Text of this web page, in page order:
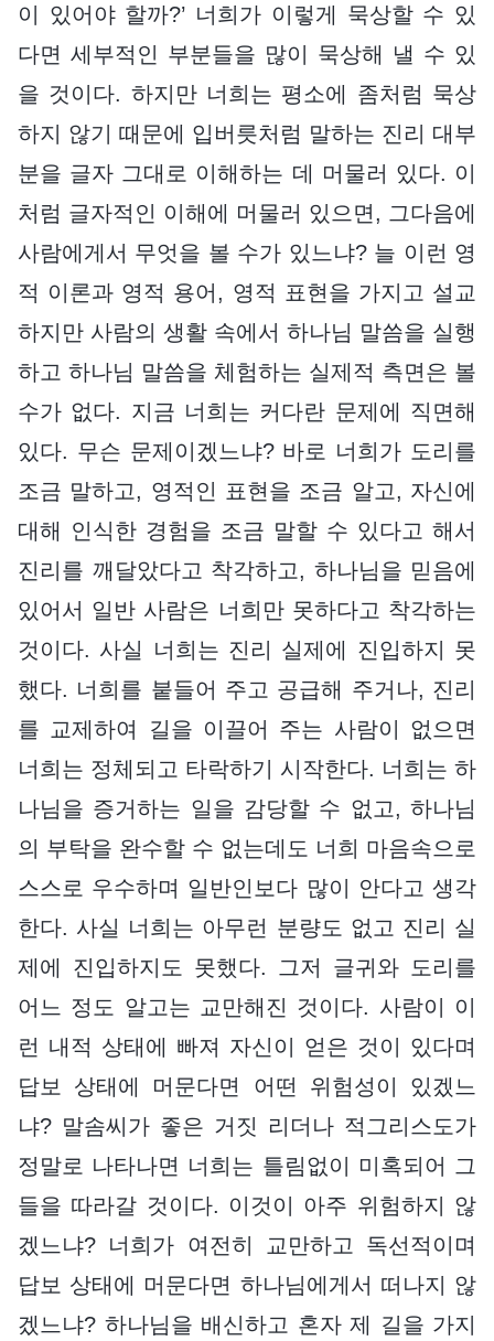
이 있어야 할까?’ 너희가 이렇게 묵상할 수 있
다면 세부적인 부분들을 많이 묵상해 낼 수 있
을 것이다. 하지만 너희는 평소에 좀처럼 묵상
하지 않기 때문에 입버릇처럼 말하는 진리 대부
분을 글자 그대로 이해하는 데 머물러 있다. 이
처럼 글자적인 이해에 머물러 있으면, 그다음에
사람에게서 무엇을 볼 수가 있느냐? 늘 이런 영
적 이론과 영적 용어, 영적 표현을 가지고 설교
하지만 사람의 생활 속에서 하나님 말씀을 실행
하고 하나님 말씀을 체험하는 실제적 측면은 볼
수가 없다. 지금 너희는 커다란 문제에 직면해
있다. 무슨 문제이겠느냐? 바로 너희가 도리를
조금 말하고, 영적인 표현을 조금 알고, 자신에
대해 인식한 경험을 조금 말할 수 있다고 해서
진리를 깨달았다고 착각하고, 하나님을 믿음에
있어서 일반 사람은 너희만 못하다고 착각하는
것이다. 사실 너희는 진리 실제에 진입하지 못
했다. 너희를 붙들어 주고 공급해 주거나, 진리
를 교제하여 길을 이끌어 주는 사람이 없으면
너희는 정체되고 타락하기 시작한다. 너희는 하
나님을 증거하는 일을 감당할 수 없고, 하나님
의 부탁을 완수할 수 없는데도 너희 마음속으로
스스로 우수하며 일반인보다 많이 안다고 생각
한다. 사실 너희는 아무런 분량도 없고 진리 실
제에 진입하지도 못했다. 그저 글귀와 도리를
어느 정도 알고는 교만해진 것이다. 사람이 이
런 내적 상태에 빠져 자신이 얻은 것이 있다며
답보 상태에 머문다면 어떤 위험성이 있겠느
냐? 말솜씨가 좋은 거짓 리더나 적그리스도가
정말로 나타나면 너희는 틀림없이 미혹되어 그
들을 따라갈 것이다. 이것이 아주 위험하지 않
겠느냐? 너희가 여전히 교만하고 독선적이며
답보 상태에 머문다면 하나님에게서 떠나지 않
겠느냐? 하나님을 배신하고 혼자 제 길을 가지